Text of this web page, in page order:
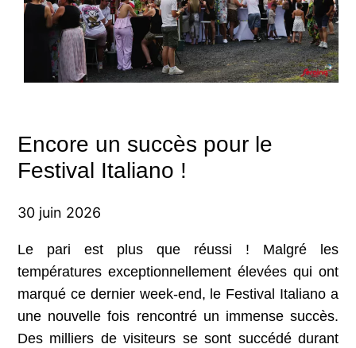
Encore un succès pour le
Festival Italiano !
30 juin 2026
Le pari est plus que réussi ! Malgré les
températures exceptionnellement élevées qui ont
marqué ce dernier week-end, le Festival Italiano a
une nouvelle fois rencontré un immense succès.
Des milliers de visiteurs se sont succédé durant